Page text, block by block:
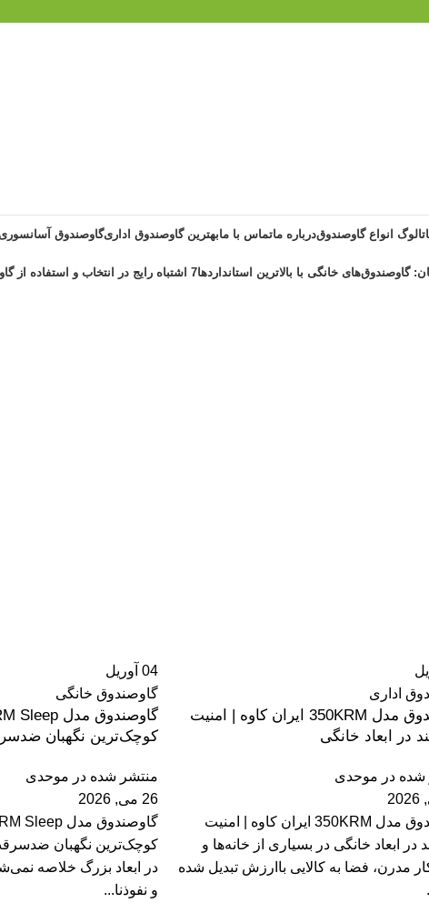
انواع گاوصندوقدرباره ماتماس با مابهترین گاوصندوق اداریگاوصندوق آسانسوری
گاوصندوق‌های خانگی با بالاترین استانداردها7 اشتباه رایج در انتخاب و استفاده از گاوصندوق خانگی ضد حریق
اداری
گاوصندوق مدل 350KRM ایران کاوه | امنیت
در ابعاد خانگی
در موحدی
گاوصندوق مدل 350KRM ایران کاوه | امنیت
در ابعاد خانگی در بسیاری از خانه‌ها و
مدرن، فضا به کالایی باارزش تبدیل شده
04 آوریل
گاوصندوق خانگی
کوچک‌ترین نگهبان
منتشر شده در موحدی
26 می, 2026
کوچک‌ترین نگهبان
در ابعاد بزرگ خلاصه
و نفوذنا...